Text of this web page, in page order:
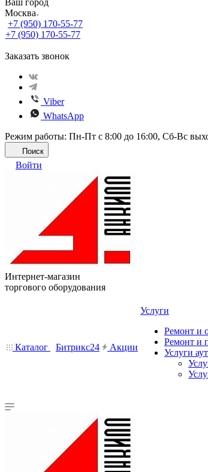
Ваш город
Москва
+7 (950) 170-55-77
+7 (950) 170-55-77
Заказать звонок
Viber
WhatsApp
Режим работы: Пн-Пт с 8:00 до 16:00, Cб-Вс
Поиск
Войти
Интернет-магазин
торгового оборудования
Каталог Битрикс24 Акции
Услуги
Ремонт и
Ремонт и
Услуги